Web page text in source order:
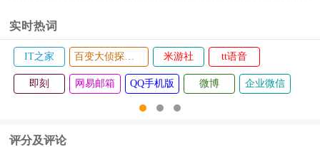
者联盟
查看
实时热词
IT之家 百变大侦探剧本杀 米游社 tt语音
即刻 网易邮箱 QQ手机版 微博 企业微信
评分及评论